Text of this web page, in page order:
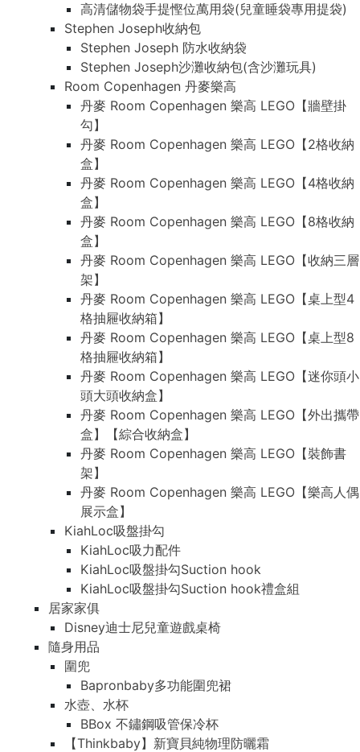
高清儲物袋手提慳位萬用袋(兒童睡袋專用提袋)
Stephen Joseph收納包
Stephen Joseph 防水收納袋
Stephen Joseph沙灘收納包(含沙灘玩具)
Room Copenhagen 丹麥樂高
丹麥 Room Copenhagen 樂高 LEGO【牆壁掛
勾】
丹麥 Room Copenhagen 樂高 LEGO【2格收納
盒】
丹麥 Room Copenhagen 樂高 LEGO【4格收納
盒】
丹麥 Room Copenhagen 樂高 LEGO【8格收納
盒】
丹麥 Room Copenhagen 樂高 LEGO【收納三層
架】
丹麥 Room Copenhagen 樂高 LEGO【桌上型4
格抽屜收納箱】
丹麥 Room Copenhagen 樂高 LEGO【桌上型8
格抽屜收納箱】
丹麥 Room Copenhagen 樂高 LEGO【迷你頭小
頭大頭收納盒】
丹麥 Room Copenhagen 樂高 LEGO【外出攜帶
盒】【綜合收納盒】
丹麥 Room Copenhagen 樂高 LEGO【裝飾書
架】
丹麥 Room Copenhagen 樂高 LEGO【樂高人偶
展示盒】
KiahLoc吸盤掛勾
KiahLoc吸力配件
KiahLoc吸盤掛勾Suction hook
KiahLoc吸盤掛勾Suction hook禮盒組
居家家俱
Disney迪士尼兒童遊戲桌椅
隨身用品
圍兜
Bapronbaby多功能圍兜裙
水壺、水杯
BBox 不鏽鋼吸管保冷杯
【Thinkbaby】新寶貝純物理防曬霜